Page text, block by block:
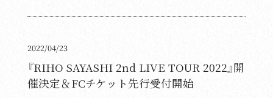
2022/04/23
『RIHO SAYASHI 2nd LIVE TOUR 2022』開
催決定＆FCチケット先行受付開始
Live & Events
Profile
Biography